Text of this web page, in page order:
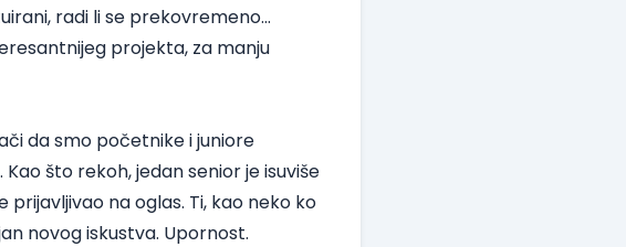
radi li se prekovremeno...
projekta, za manju
da smo početnike i juniore
što rekoh, jedan senior je isuviše
na oglas. Ti, kao neko ko
novog iskustva. Upornost.